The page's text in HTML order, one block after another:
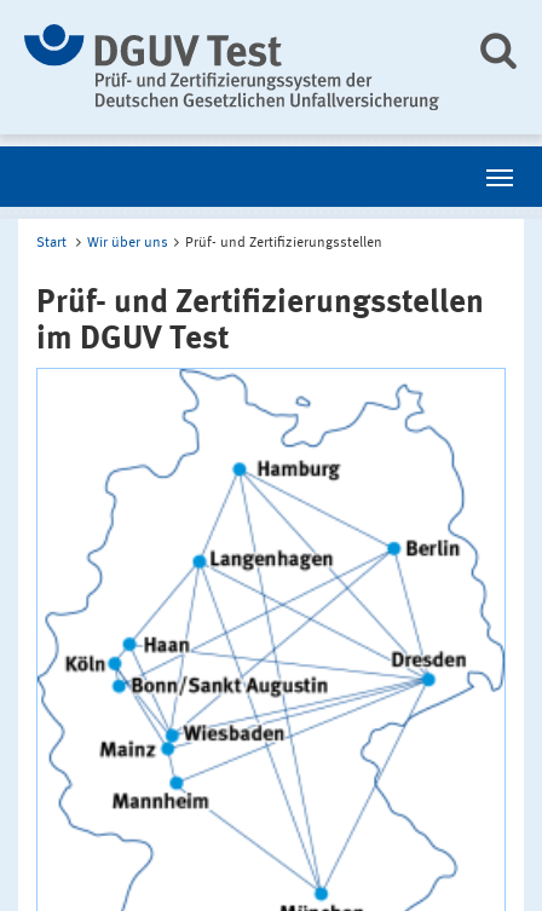
Start Wir über uns Prüf- und Zertifizierungsstellen
Prüf- und Zertifizierungsstellen
im DGUV Test